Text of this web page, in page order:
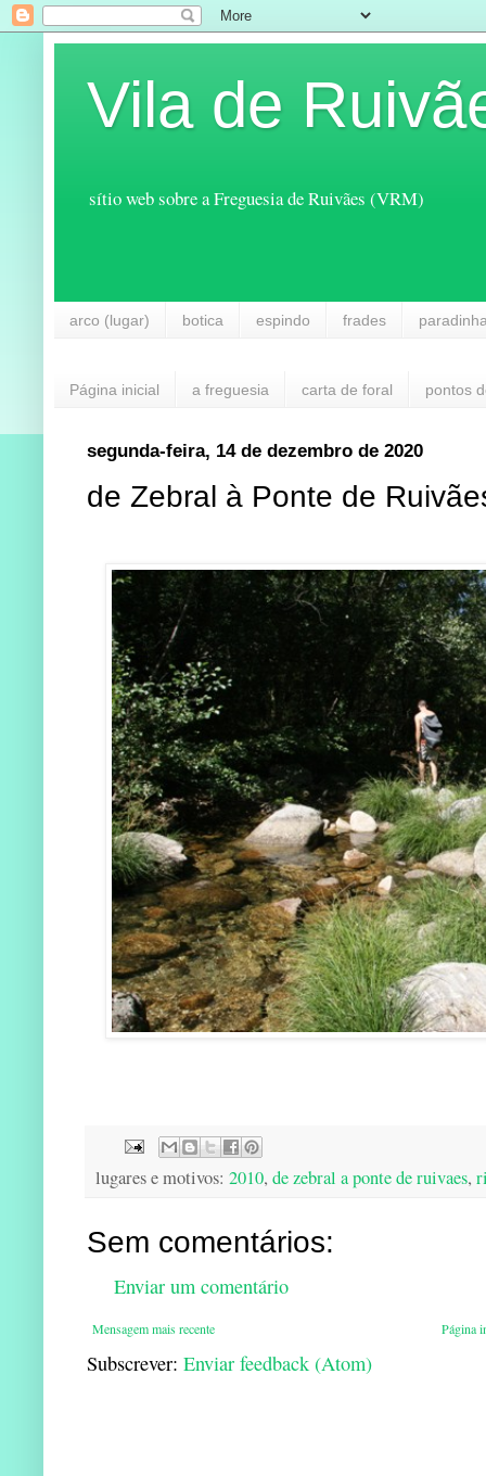
Vila de
sítio web sobre a Freguesia de Ruivães (VRM)
arco (lugar) botica espindo frades
Página inicial a freguesia carta de foral pontos
segunda-feira, 14 de dezembro de 2020
de Zebral à Ponte de
lugares e motivos: 2010, de zebral a ponte de ruivaes,
Sem comentários:
Enviar um comentário
Mensagem mais recente Página
Subscrever: Enviar feedback (Atom)